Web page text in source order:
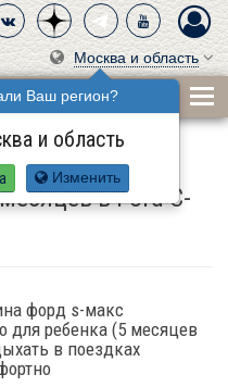
Москва и область
Ваш регион?
и область
Изменить
в Ford C-
форд s-макс
для ребенка (5 месяцев
в поездках